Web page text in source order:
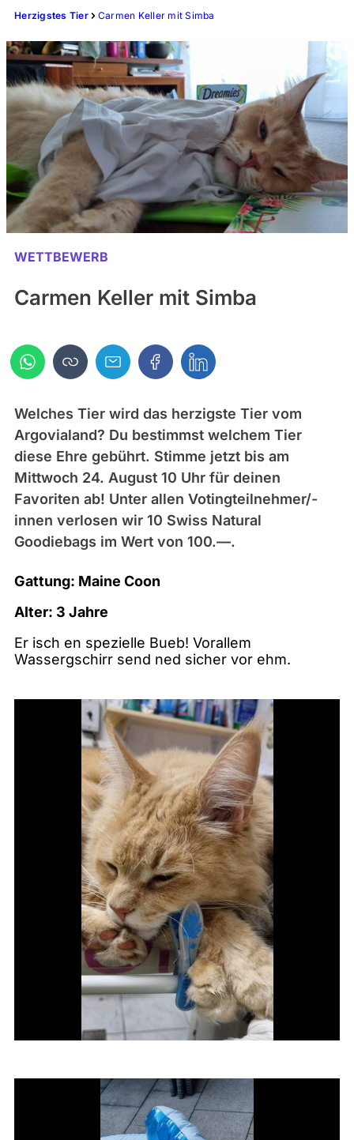
Herzigstes Tier Carmen Keller mit Simba
WETTBEWERB
Carmen Keller mit Simba
Welches Tier wird das herzigste Tier vom
Argovialand? Du bestimmst welchem Tier
diese Ehre gebührt. Stimme jetzt bis am
Mittwoch 24. August 10 Uhr für deinen
Favoriten ab! Unter allen Votingteilnehmer/-
innen verlosen wir 10 Swiss Natural
Goodiebags im Wert von 100.—.
Gattung: Maine Coon
Alter: 3 Jahre
Er isch en spezielle Bueb! Vorallem
Wassergschirr send ned sicher vor ehm.